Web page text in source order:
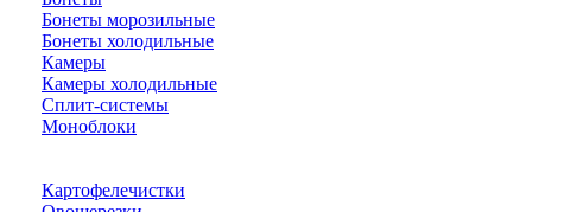
Бонеты морозильные
Бонеты холодильные
Камеры
Камеры холодильные
Сплит-системы
Моноблоки
Картофелечистки